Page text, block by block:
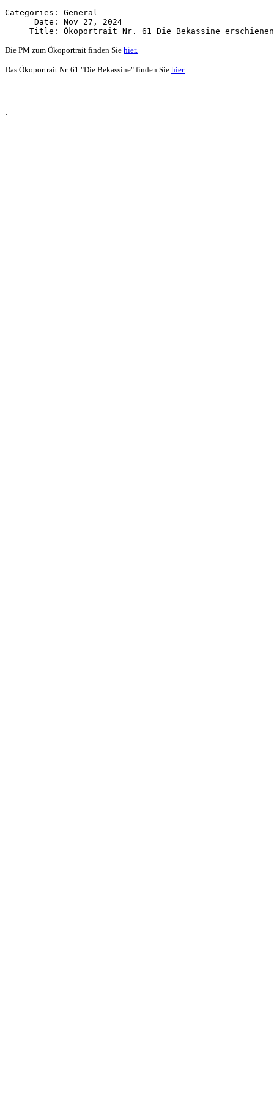
Categories: General
      Date: Nov 27, 2024
Die PM zum Ökoportrait finden Sie hier.
Das Ökoportrait Nr. 61 "Die Bekassine" finden Sie hier.
.